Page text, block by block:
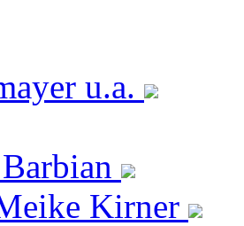
u.a.
Kirner